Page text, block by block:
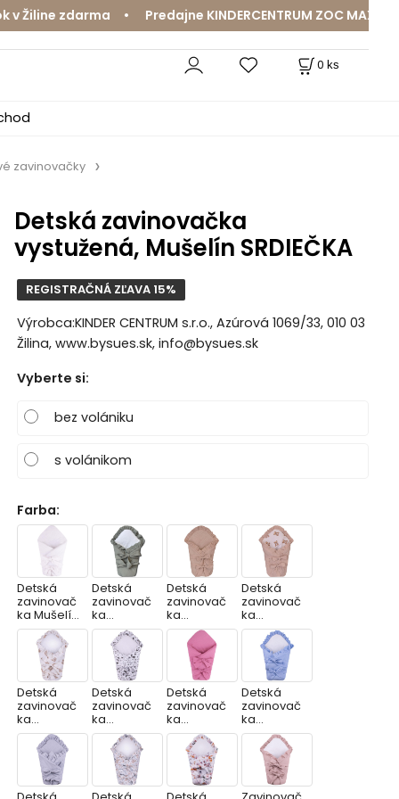
• Predajne KINDERCENTRUM ZOC MAX a
0 ks
zavinovačky
Detská zavinovačka
vystužená, Mušelín SRDIEČKA
REGISTRAČNÁ ZĽAVA 15%
Výrobca:KINDER CENTRUM s.r.o., Azúrová 1069/33, 010 03
Žilina, www.bysues.sk, info@bysues.sk
Vyberte si:
bez volániku
s volánikom
Farba:
Detská
zavinovač
ka Mušelín
-BIELA
Detská
zavinovač
ka
vystužená,
Mušelín
Moss
Green
Detská
zavinovač
ka
vystužená,
Mušelín
PIESKOVÁ
Detská
zavinovač
ka
vystužená,
Mušelín
PIESKOVÁ
S MACKOM
Detská
zavinovač
ka
vystužená,
Mušelín
BIELY
MACKO
KOZERAWS
Detská
zavinovač
ka
vystužená,
Mušelín LES
Detská
zavinovač
ka
vystužená,
Mušelín
MALINOVÁ
Detská
zavinovač
ka
vystužená,
Mušelín
MODRÁ